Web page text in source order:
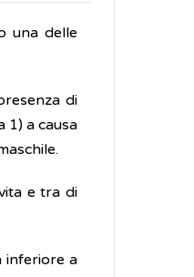
una delle
di
1) a causa
e tra di
inferiore a